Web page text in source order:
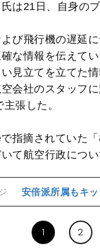
は21日、自身のブ
よび飛行機の遅延
な情報を伝えて
見立てを立てた
会社のスタッフ
張した。
指摘されていた
いて航空行政につ
安倍派所属もキ
1 2